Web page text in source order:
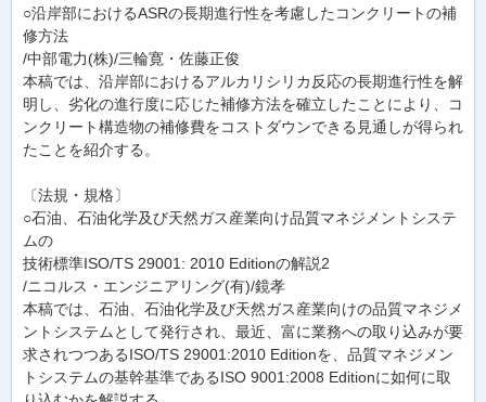
○沿岸部におけるASRの長期進行性を考慮したコンクリートの補
修方法
/中部電力(株)/三輪寛・佐藤正俊
本稿では、沿岸部におけるアルカリシリカ反応の長期進行性を解
明し、劣化の進行度に応じた補修方法を確立したことにより、コ
ンクリート構造物の補修費をコストダウンできる見通しが得られ
たことを紹介する。
〔法規・規格〕
○石油、石油化学及び天然ガス産業向け品質マネジメントシステ
ムの
技術標準ISO/TS 29001: 2010 Editionの解説2
/ニコルス・エンジニアリング(有)/鏡孝
本稿では、石油、石油化学及び天然ガス産業向けの品質マネジメ
ントシステムとして発行され、最近、富に業務への取り込みが要
求されつつあるISO/TS 29001:2010 Editionを、品質マネジメン
トシステムの基幹基準であるISO 9001:2008 Editionに如何に取